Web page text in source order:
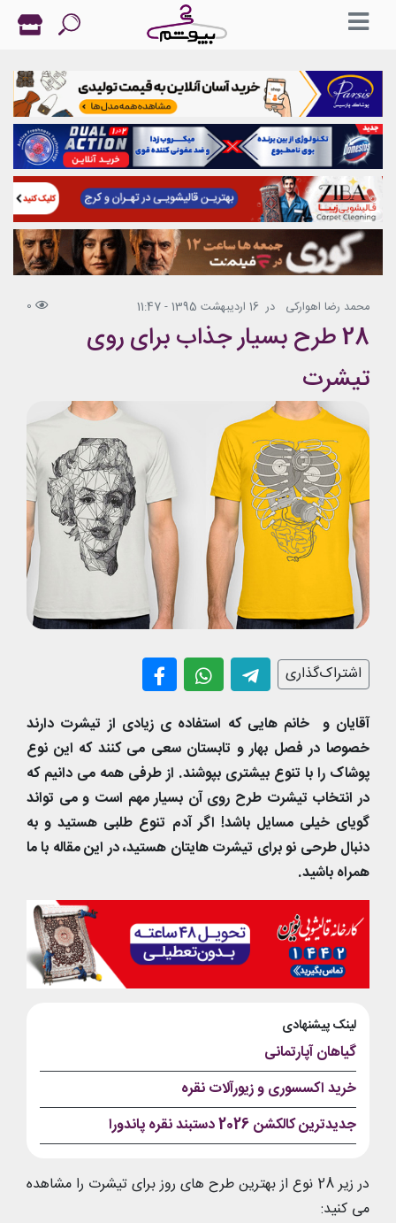
محمد رضا اهوارکی در 16 اردیبهشت 1395 - 11:47 0
28 طرح بسیار جذاب برای روی
تیشرت
اشتراک‌گذاری
آقایان و خانم هایی که استفاده ی زیادی از تیشرت دارند
خصوصا در فصل بهار و تابستان سعی می کنند که این نوع
پوشاک را با تنوع بیشتری بپوشند. از طرفی همه می دانیم که
در انتخاب تیشرت طرح روی آن بسیار مهم است و می تواند
گویای خیلی مسایل باشد! اگر آدم تنوع طلبی هستید و به
دنبال طرحی نو برای تیشرت هایتان هستید، در این مقاله با ما
همراه باشید.
لینک پیشنهادی
گیاهان آپارتمانی
خرید اکسسوری و زیورآلات نقره
جدیدترین کالکشن 2026 دستبند نقره پاندورا
در زیر 28 نوع از بهترین طرح های روز برای تیشرت را مشاهده
می کنید: